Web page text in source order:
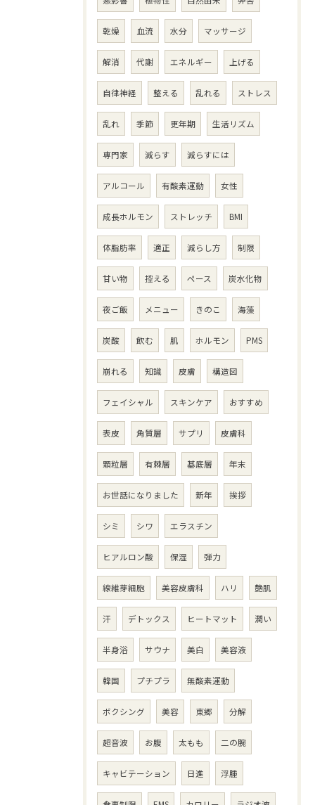
乾燥 血流 水分 マッサージ
解消 代謝 エネルギー 上げる
自律神経 整える 乱れる ストレス
乱れ 季節 更年期 生活リズム
専門家 減らす 減らすには
アルコール 有酸素運動 女性
成長ホルモン ストレッチ BMI
体脂肪率 適正 減らし方 制限
甘い物 控える ペース 炭水化物
夜ご飯 メニュー きのこ 海藻
炭酸 飲む 肌 ホルモン PMS
崩れる 知識 皮膚 構造図
フェイシャル スキンケア おすすめ
表皮 角質層 サプリ 皮膚科
顆粒層 有棘層 基底層 年末
お世話になりました 新年 挨拶
シミ シワ エラスチン
ヒアルロン酸 保湿 弾力
線維芽細胞 美容皮膚科 ハリ 艶肌
汗 デトックス ヒートマット 潤い
半身浴 サウナ 美白 美容液
韓国 プチプラ 無酸素運動
ボクシング 美容 東郷 分解
超音波 お腹 太もも 二の腕
キャビテーション 日進 浮腫